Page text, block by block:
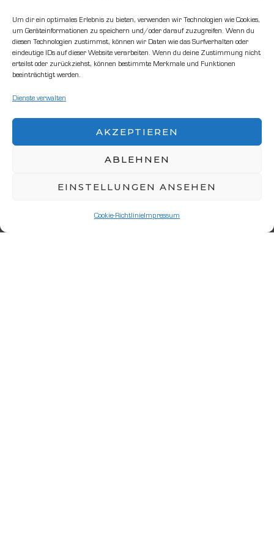
Um dir ein optimales Erlebnis zu bieten, verwenden wir Technologien wie Cookies,
um Geräteinformationen zu speichern und/oder darauf zuzugreifen. Wenn du
diesen Technologien zustimmst, können wir Daten wie das Surfverhalten oder
eindeutige IDs auf dieser Website verarbeiten. Wenn du deine Zustimmung nicht
erteilst oder zurückziehst, können bestimmte Merkmale und Funktionen
beeinträchtigt werden.
Dienste verwalten
AKZEPTIEREN
ABLEHNEN
EINSTELLUNGEN ANSEHEN
Cookie-RichtlinieImpressum
mit Kompetenz Ihrer Wünsche an.
Permanente Schulungen im technischen
als auch im kaufmännischen Bereich
garantieren dem Kunden bestmögliche
bemühen sich gerne um Sie!